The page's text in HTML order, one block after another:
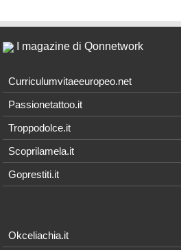
I magazine di Qonnetwork
Curriculumvitaeeuropeo.net
Passionetattoo.it
Troppodolce.it
Scoprilamela.it
Goprestiti.it
Okceliachia.it